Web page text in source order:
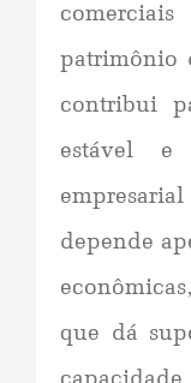
patrimônio
contribui
estável e
depende
que dá